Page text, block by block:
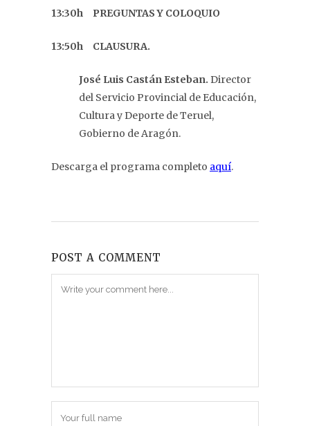
13:30h PREGUNTAS Y COLOQUIO
13:50h CLAUSURA.
José Luis Castán Esteban. Director
del Servicio Provincial de Educación,
Cultura y Deporte de Teruel,
Gobierno de Aragón.
Descarga el programa completo aquí.
POST A COMMENT